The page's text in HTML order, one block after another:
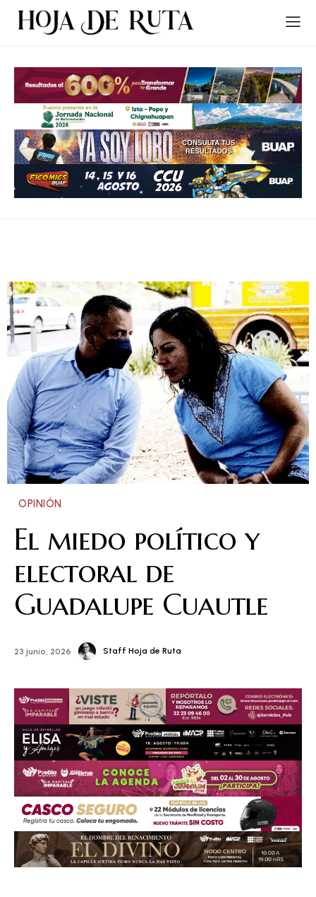
OPINIÓN
El miedo político y
electoral de
Guadalupe Cuautle
23 junio, 2026 Staff Hoja de Ruta